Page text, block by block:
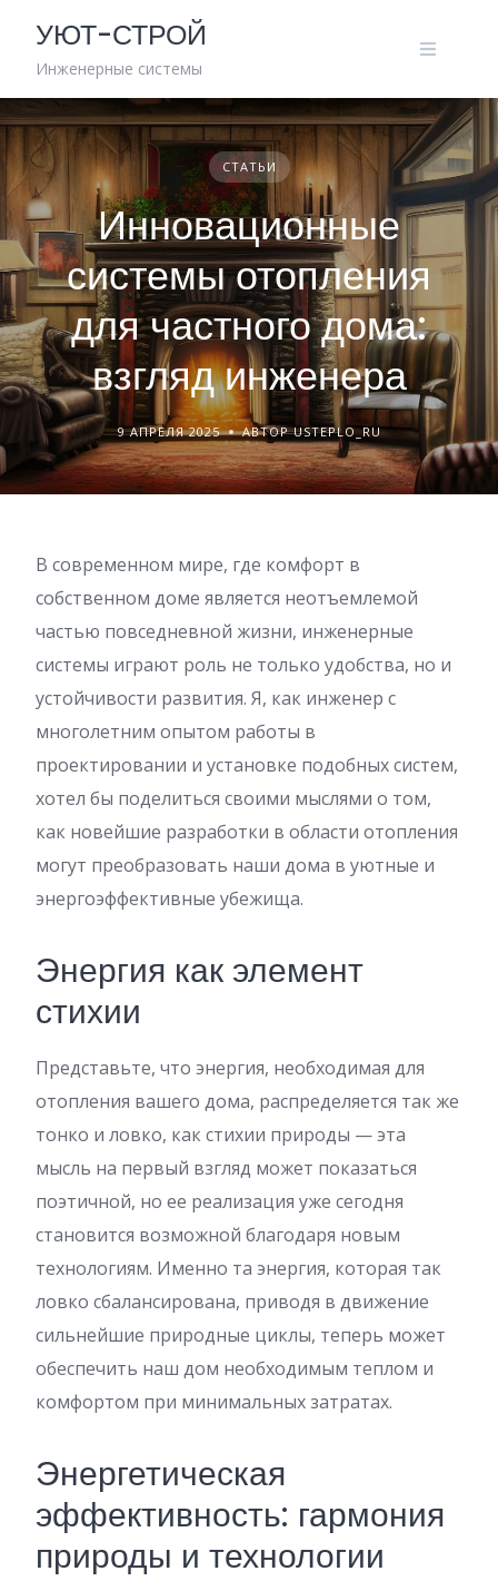
content
УЮТ-СТРОЙ
Инженерные системы
СТАТЬИ
Инновационные
системы отопления
для частного дома:
взгляд инженера
9 АПРЕЛЯ 2025 АВТОР USTEPLO_RU
В современном мире, где комфорт в
собственном доме является неотъемлемой
частью повседневной жизни, инженерные
системы играют роль не только удобства, но и
устойчивости развития. Я, как инженер с
многолетним опытом работы в
проектировании и установке подобных систем,
хотел бы поделиться своими мыслями о том,
как новейшие разработки в области отопления
могут преобразовать наши дома в уютные и
энергоэффективные убежища.
Энергия как элемент
стихии
Представьте, что энергия, необходимая для
отопления вашего дома, распределяется так же
тонко и ловко, как стихии природы — эта
мысль на первый взгляд может показаться
поэтичной, но ее реализация уже сегодня
становится возможной благодаря новым
технологиям. Именно та энергия, которая так
ловко сбалансирована, приводя в движение
сильнейшие природные циклы, теперь может
обеспечить наш дом необходимым теплом и
комфортом при минимальных затратах.
Энергетическая
эффективность: гармония
природы и технологии